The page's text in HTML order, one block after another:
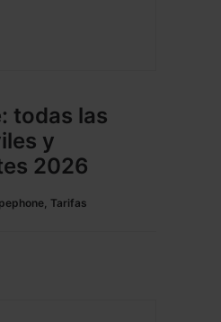
todas las
y
2026
, Tarifas